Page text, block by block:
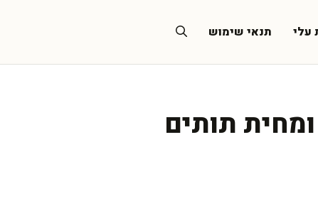
עלי תנאי שימוש
תותים